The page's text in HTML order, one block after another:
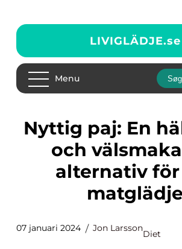
LIVIGLÄDJE.se
Menu
Nyttig paj: En hälsosam
och
alternativ
matglädje
07 januari 2024 Jon Larsson
Diet